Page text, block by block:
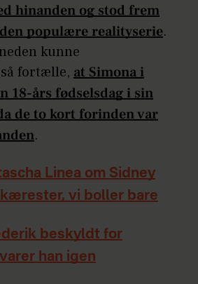
hinanden og stod frem
populære realityserie.
kunne
fortælle, at Simona i
18-års fødselsdag i sin
de to kort forinden var
.
Linea om Sidney
kærester, vi boller bare
beskyldt for
han igen